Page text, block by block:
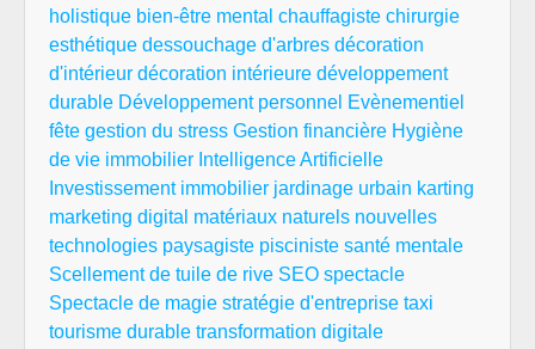
holistique bien-être mental chauffagiste chirurgie
esthétique dessouchage d'arbres décoration
d'intérieur décoration intérieure développement
durable Développement personnel Evènementiel
fête gestion du stress Gestion financière Hygiène
de vie immobilier Intelligence Artificielle
Investissement immobilier jardinage urbain karting
marketing digital matériaux naturels nouvelles
technologies paysagiste pisciniste santé mentale
Scellement de tuile de rive SEO spectacle
Spectacle de magie stratégie d'entreprise taxi
tourisme durable transformation digitale